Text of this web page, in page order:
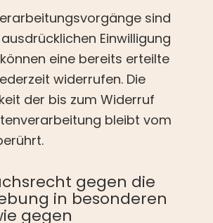
sind
Einwilligung
eine bereits erteilte
widerrufen. Die
der bis zum Widerruf
bleibt vom
gegen die
in besonderen
gegen